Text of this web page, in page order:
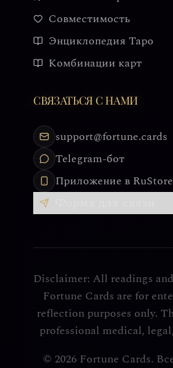
Совместимость
Энциклопедия Таро
Комбинации карт
СВЯЗАТЬСЯ С НАМИ
support@fortune.cards
Telegram-бот
Приложение в RuStore
Disclaimer: All readings
Fortune Cards are for
reflection purposes only.
professional medical,
© 2026 Fortune Cards.